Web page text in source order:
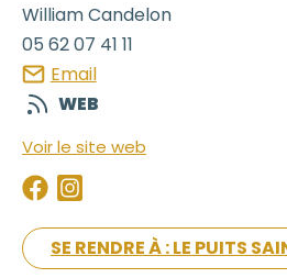
WilliamCandelon
05 62 07 41 11
Email
WEB
Voir le site web
SE RENDRE À : LE PUITS